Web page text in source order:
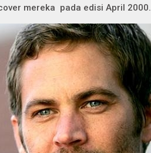
mereka pada edisi April 2000.